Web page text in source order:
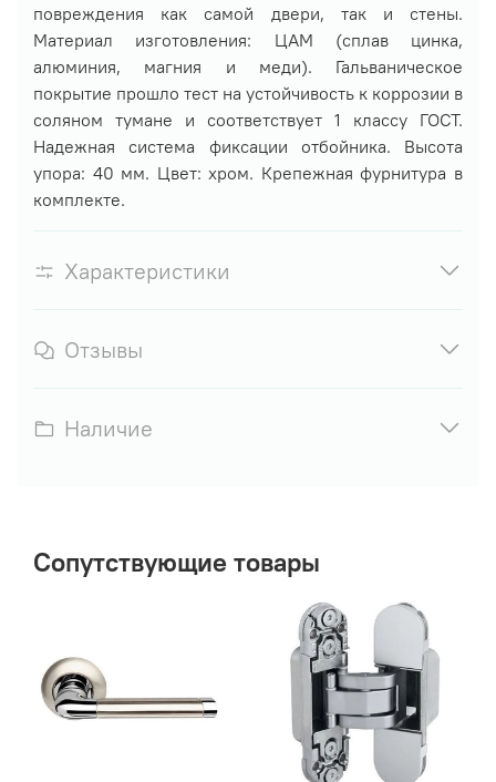
повреждения как самой двери, так и стены.
Материал изготовления: ЦАМ (сплав цинка,
алюминия, магния и меди). Гальваническое
покрытие прошло тест на устойчивость к коррозии в
соляном тумане и соответствует 1 классу ГОСТ.
Надежная система фиксации отбойника. Высота
упора: 40 мм. Цвет: хром. Крепежная фурнитура в
комплекте.
Характеристики
Отзывы
Наличие
Сопутствующие товары